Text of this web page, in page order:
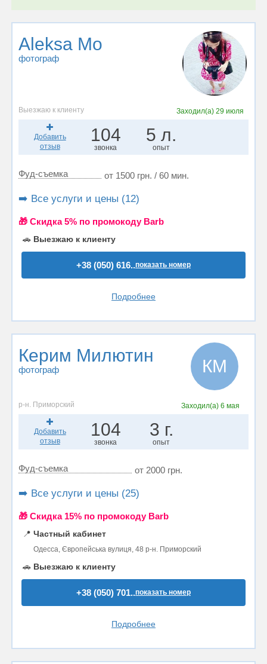
Aleksa Mo
фотограф
Выезжаю к клиенту Заходил(а)29 июля
Добавить
отзыв
104
звонка
5 л.
опыт
Фуд-съемка от 1500 грн. / 60 мин.
➡️ Все услуги и цены (12)
🎁 Cкидка 5% по промокоду Barb
🚗 Выезжаю к клиенту
+38 (050) 616..показать номер
Подробнее
Керим Милютин
фотограф КМ
р-н. Приморский Заходил(а) 6 мая
Добавить
отзыв
104
звонка
3 г.
опыт
Фуд-съемка от 2000 грн.
➡️ Все услуги и цены (25)
🎁 Cкидка 15% по промокоду Barb
📍 Частный кабинет
Одесса, Європейська вулиця, 48 р-н. Приморский
🚗 Выезжаю к клиенту
+38 (050) 701..показать номер
Подробнее